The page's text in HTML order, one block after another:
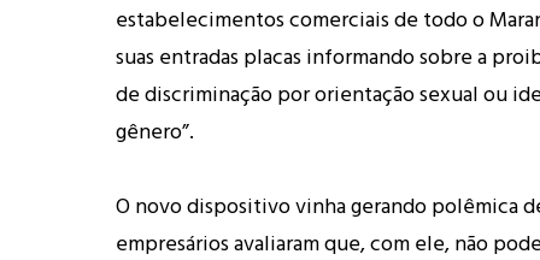
estabelecimentos comerciais de todo o
suas entradas placas informando sobre a
de discriminação por orientação sexual ou
gênero”.
O novo dispositivo vinha gerando polêmica
empresários avaliaram que, com ele, não